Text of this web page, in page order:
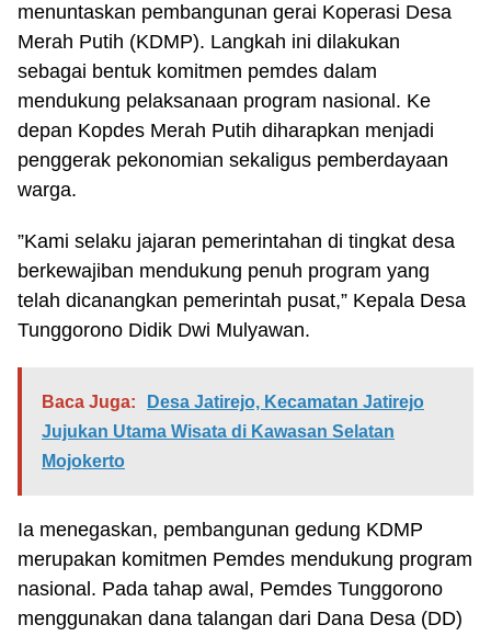
menuntaskan pembangunan gerai Koperasi Desa
Merah Putih (KDMP). Langkah ini dilakukan
sebagai bentuk komitmen pemdes dalam
mendukung pelaksanaan program nasional. Ke
depan Kopdes Merah Putih diharapkan menjadi
penggerak pekonomian sekaligus pemberdayaan
warga.
”Kami selaku jajaran pemerintahan di tingkat desa
berkewajiban mendukung penuh program yang
telah dicanangkan pemerintah pusat,” Kepala Desa
Tunggorono Didik Dwi Mulyawan.
Baca Juga:
Desa Jatirejo, Kecamatan Jatirejo
Jujukan Utama Wisata di Kawasan Selatan
Mojokerto
Ia menegaskan, pembangunan gedung KDMP
merupakan komitmen Pemdes mendukung program
nasional. Pada tahap awal, Pemdes Tunggorono
menggunakan dana talangan dari Dana Desa (DD)